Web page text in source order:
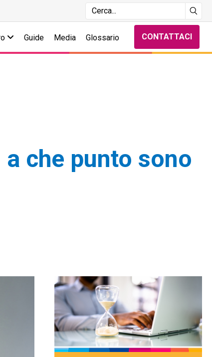
Guide Media Glossario CONTATTACI
che punto sono